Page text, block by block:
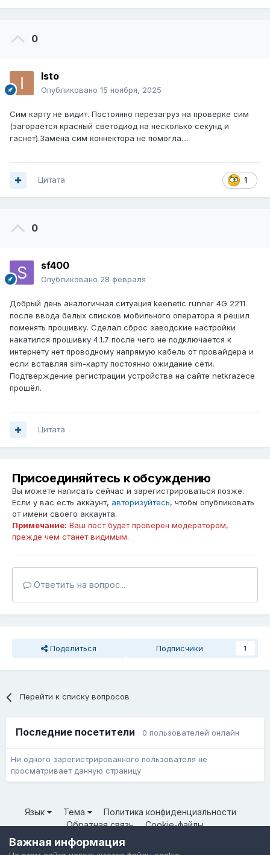
0
Isto
Опубликовано 15 ноября, 2025
Сим карту не видит. Постоянно перезагруз на проверке сим
(загорается красный светодиод на несколько секунд и
гаснет).Замена сим коннектора не помогла....
1
Цитата
0
sf400
Опубликовано 28 февраля
Добрый день аналогичная ситуация keenetic runner 4G 2211
после ввода белых списков мобильного оператора я решил
поменять прошивку. Сделал сброс заводские настройки
накатился прошивку 4.1.7 после чего не подключается к
интернету нет проводному напрямую кабель от провайдера и
если вставляя sim-карту постоянно ожидание сети.
Подтверждение регистрации устройства на сайте netkrazece
прошёл.
Цитата
Присоединяйтесь к обсуждению
Вы можете написать сейчас и зарегистрироваться позже.
Если у вас есть аккаунт, авторизуйтесь, чтобы опубликовать
от имени своего аккаунта.
Примечание: Ваш пост будет проверен модератором,
прежде чем станет видимым.
Ответить на вопрос...
Поделиться Подписчики 1
Перейти к списку вопросов
Последние посетители 0 пользователей онлайн
Ни одного зарегистрированного пользователя не
просматривает данную страницу
Язык Тема
Политика конфиденциальности
Обратная связь
Cookie-файлы
© ООО «Неткрейз» 2025
Powered by Invision Community
Важная информация